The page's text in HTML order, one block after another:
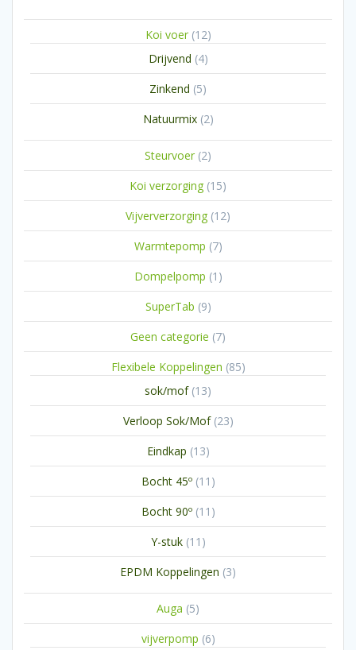
Koi voer 1212
Drijvend 44
producten
Zinkend 55
producten
Natuurmix 22
Steurvoer 22
producten
Koi verzorging 1515
producten
Vijververzorging 1212
producten
Warmtepomp 77
producten
Dompelpomp 1 1
product
SuperTab 99
producten
Geen categorie 77
producten
Flexibele Koppelingen 8585
sok/mof 1313
producten
Verloop Sok/Mof 2323
producten
Eindkap 1313
producten
Bocht 45º 11 11
producten
Bocht 90º 11 11
producten
Y-stuk 11 11
producten
EPDM Koppelingen 33
Auga 55
producten
vijverpomp 66